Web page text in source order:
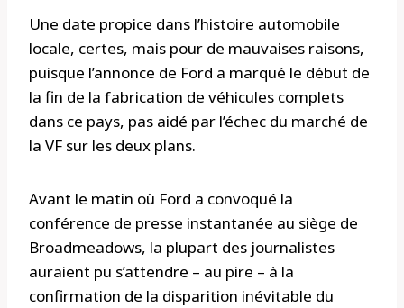
Une date propice dans l’histoire automobile
locale, certes, mais pour de mauvaises raisons,
puisque l’annonce de Ford a marqué le début de
la fin de la fabrication de véhicules complets
dans ce pays, pas aidé par l’échec du marché de
la VF sur les deux plans.
Avant le matin où Ford a convoqué la
conférence de presse instantanée au siège de
Broadmeadows, la plupart des journalistes
auraient pu s’attendre – au pire – à la
confirmation de la disparition inévitable du